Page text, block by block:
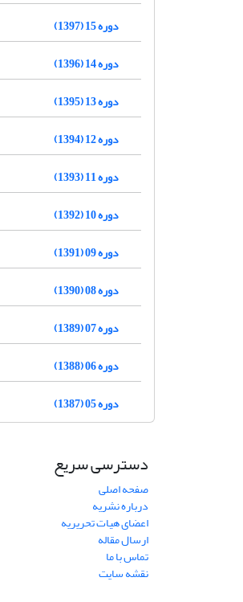
دوره 15 (1397)
دوره 14 (1396)
دوره 13 (1395)
دوره 12 (1394)
دوره 11 (1393)
دوره 10 (1392)
دوره 09 (1391)
دوره 08 (1390)
دوره 07 (1389)
دوره 06 (1388)
دوره 05 (1387)
دسترسی سریع
صفحه اصلی
درباره نشریه
اعضای هیات تحریریه
ارسال مقاله
تماس با ما
نقشه سایت